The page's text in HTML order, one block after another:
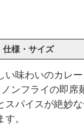
仕様・サイズ
い味わいのカレ
ンフライの即席
スパイスが絶妙
。